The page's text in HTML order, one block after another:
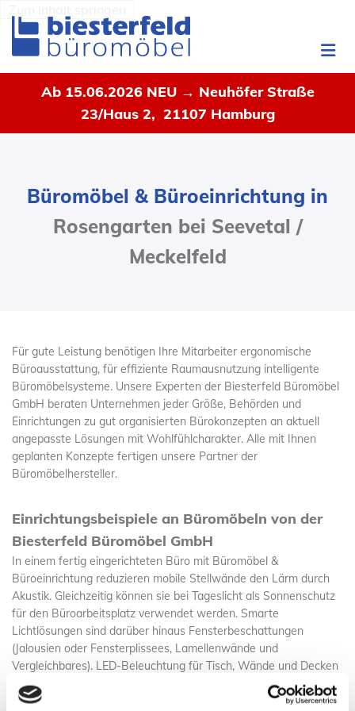
Ab 15.06.2026 NEU → Neuhöfer Straße
23/Haus 2, 21107 Hamburg
Büromöbel & Büroeinrichtung in
Rosengarten bei Seevetal /
Meckelfeld
Für gute Leistung benötigen Ihre Mitarbeiter ergonomische
Büroausstattung, für effiziente Raumausnutzung intelligente
Büromöbelsysteme. Unsere Experten der Biesterfeld Büromöbel
GmbH beraten Unternehmen jeder Größe, Behörden und
Einrichtungen zu gut organisierten Bürokonzepten an aktuell
angepasste Lösungen mit Wohlfühlcharakter. Alle mit Ihnen
geplanten Konzepte fertigen unsere Partner der
Büromöbelhersteller.
Einrichtungsbeispiele an Büromöbeln von der
Biesterfeld Büromöbel GmbH
In einem fertig eingerichteten Büro mit Büromöbel &
Büroeinrichtung reduzieren mobile Stellwände den Lärm durch
Akustik. Gleichzeitig können sie bei Tageslicht als Sonnenschutz
für den Büroarbeitsplatz verwendet werden. Smarte
Lichtlösungen sind darüber hinaus Fensterbeschattungen
(Jalousien oder Fensterplissees, Lamellenwände und
Vergleichbares). LED-Beleuchtung für Tisch, Wände und Decken
sorgt für angenehmes Arbeitslicht über die Zeit des Tageslichts
hinaus. Schreib- bzw. Arbeitstische aus unserem Programm